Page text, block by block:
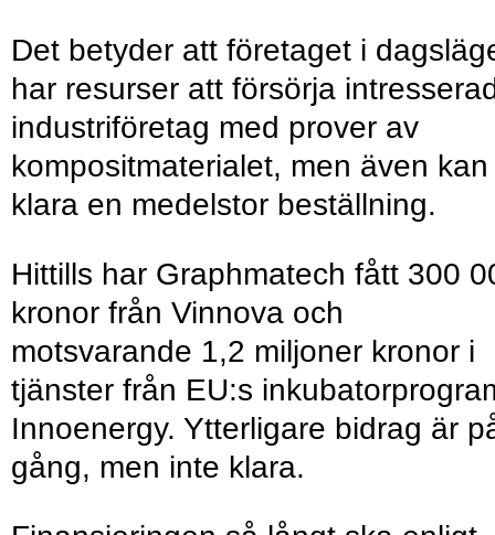
Det betyder att företaget i
har resurser att försörja
industriföretag med prover av
kompositmaterialet, men även kan
klara en medelstor beställning.
Hittills har Graphmatech fått 300
kronor från Vinnova och
motsvarande 1,2 miljoner kronor i
tjänster från EU:s
Innoenergy. Ytterligare bidrag är
gång, men inte klara.